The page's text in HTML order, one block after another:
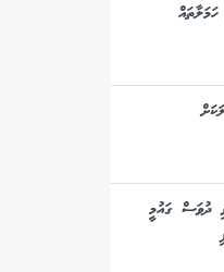
ދުވަސް ގައުމީ